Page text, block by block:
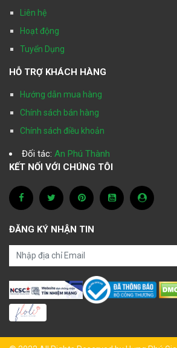
Liên hệ
Hoạt động
Tuyển Dụng
HỖ TRỢ KHÁCH HÀNG
Hướng dẫn mua hàng
Chính sách bán hàng
Chính sách điều khoản
Đối tác: An Phú Thành
KẾT NỐI VỚI CHÚNG TÔI
ĐĂNG KÝ NHẬN TIN